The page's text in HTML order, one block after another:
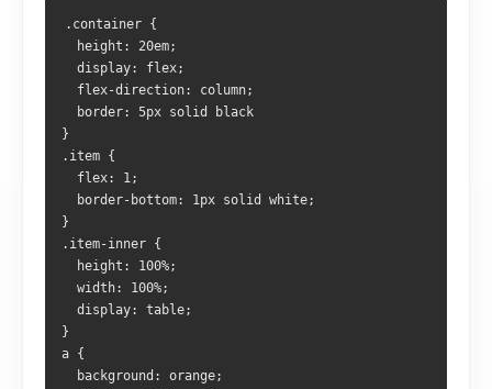
.container {
  height: 20em;
  display: flex;
  flex-direction: column;
  border: 5px solid black
}
.item {
  flex: 1;
  border-bottom: 1px solid white;
}
.item-inner {
  height: 100%;
  width: 100%;
  display: table;
}
a {
  background: orange;